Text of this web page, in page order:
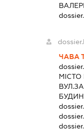
ЧАВА
МІСТО